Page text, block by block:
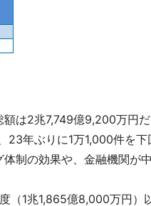
は2兆7,749億9,200万円だ
23年ぶりに1万1,000件を
制の効果や、金融機関が
（1兆1,865億8,000万円）